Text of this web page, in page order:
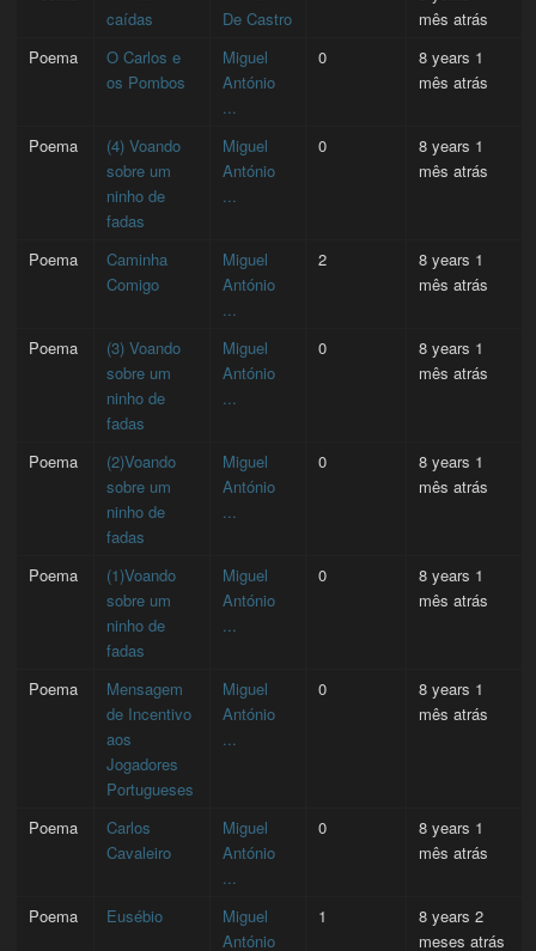
caídas
De Castro
mês atrás
Poema
O Carlos e
os Pombos
Miguel
António
...
0
8 years 1
mês atrás
Poema
(4) Voando
sobre um
ninho de
fadas
Miguel
António
...
0
8 years 1
mês atrás
Poema
Caminha
Comigo
Miguel
António
...
2
8 years 1
mês atrás
Poema
(3) Voando
sobre um
ninho de
fadas
Miguel
António
...
0
8 years 1
mês atrás
Poema
(2)Voando
sobre um
ninho de
fadas
Miguel
António
...
0
8 years 1
mês atrás
Poema
(1)Voando
sobre um
ninho de
fadas
Miguel
António
...
0
8 years 1
mês atrás
Poema
Mensagem
de Incentivo
aos
Jogadores
Portugueses
Miguel
António
...
0
8 years 1
mês atrás
Poema
Carlos
Cavaleiro
Miguel
António
...
0
8 years 1
mês atrás
Poema Eusébio
Miguel
António
1
8 years 2
meses atrás